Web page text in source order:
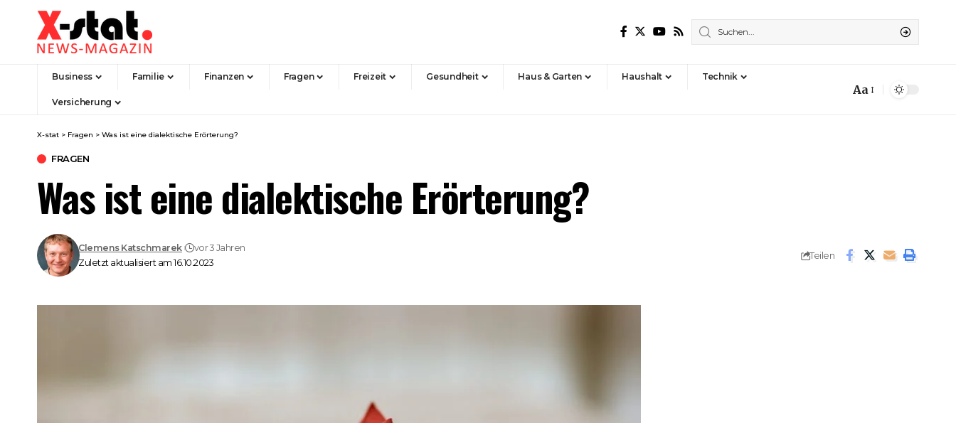
Business Familie Finanzen Fragen Freizeit Gesundheit Haus & Garten Haushalt Technik
Versicherung
Font
Aa
X-stat > Fragen > Was ist eine dialektische Erörterung?
FRAGEN
Was ist eine dialektische Erörterung?
Zuletzt aktualisiert am 16.10.2023
Clemens Katschmarek vor 3 Jahren
Teilen